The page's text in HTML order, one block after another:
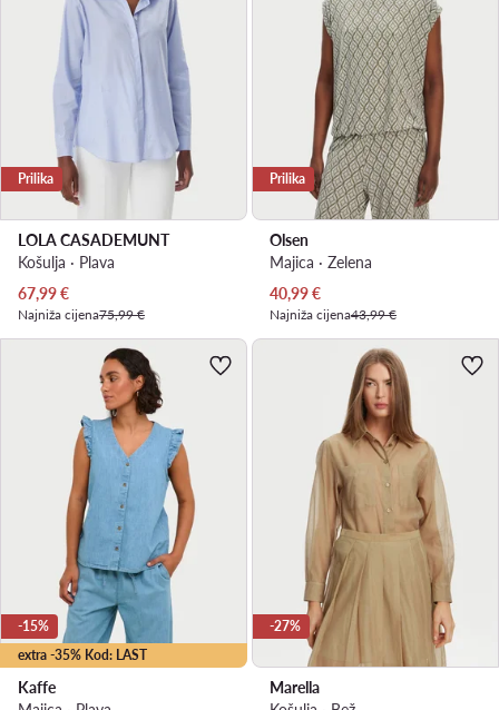
Prilika
LOLA CASADEMUNT
Košulja · Plava
Trenutna cijena
67,99€
Najniža cijena75,99 €
Prilika
Olsen
Majica · Zelena
Trenutna cijena
40,99€
Najniža cijena43,99 €
extra -35% Kod: LAST
-15%
Kaffe
-27%
Marella